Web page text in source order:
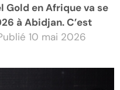
Gold en Afrique va se
à Abidjan. C’est
10 mai 2026